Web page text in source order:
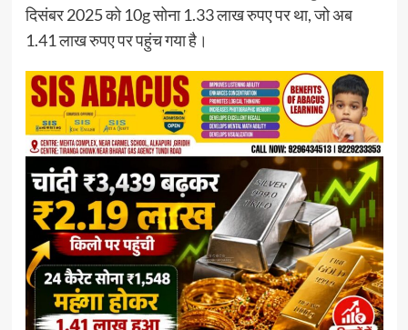
दिसंबर 2025 को 10g सोना 1.33 लाख रुपए पर था, जो अब
1.41 लाख रुपए पर पहुंच गया है।